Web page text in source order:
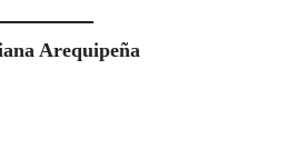
Arequipeña